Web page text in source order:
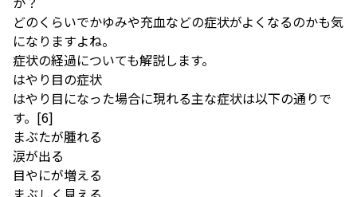
どのくらいでかゆみや充血などの症状がよくなるのかも気
になりますよね。
症状の経過についても解説します。
はやり目の症状
はやり目になった場合に現れる主な症状は以下の通りで
す。 [6]
まぶたが腫れる
涙が出る
目やにが増える